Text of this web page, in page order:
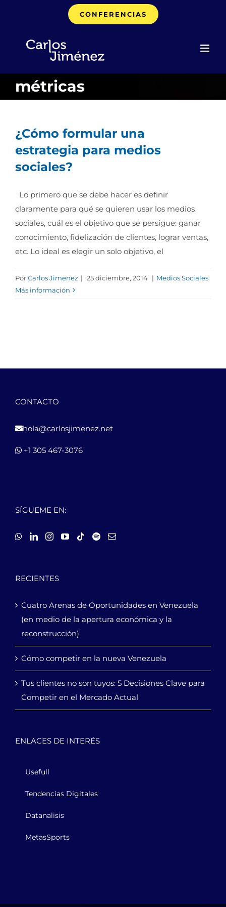
CONFERENCIAS
métricas
¿Cómo formular una
estrategia para medios
sociales?
Lo primero que se debe hacer es definir
claramente para qué se quieren usar los medios
sociales, cuál es el objetivo que se persigue: ganar
conocimiento, fidelización de clientes, lograr ventas,
etc. Lo ideal es elegir un solo objetivo, el
PorCarlos Jimenez | 25 diciembre, 2014 | Medios Sociales
Más información
CONTACTO
hola@carlosjimenez.net
+1 305 467-3076
SÍGUEME EN:
RECIENTES
Cuatro Arenas de Oportunidades en Venezuela
(en medio de la apertura económica y la
reconstrucción)
Cómo competir en la nueva Venezuela
Tus clientes no son tuyos: 5 Decisiones Clave para
Competir en el Mercado Actual
ENLACES DE INTERÉS
Usefull
Tendencias Digitales
Datanalisis
MetasSports